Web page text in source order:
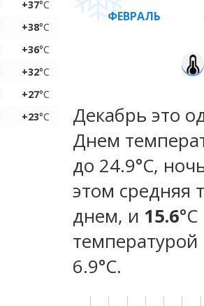
+37°C
+38°C
+36°C
+32°C
+27°C
+23°C
ФЕВРАЛЬ
Декабрь это
Днем
до 24.9°C,
этом средняя
днем, и 15.6
температурой
6.9°С.